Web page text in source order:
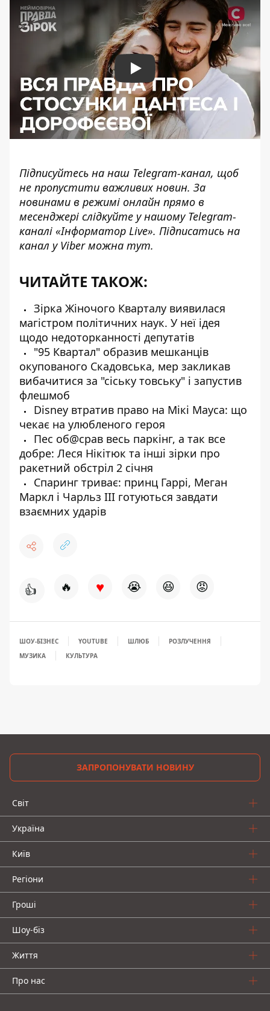
Play
Підписуйтесь на наш Telegram-канал, щоб
не пропустити важливих новин. За
новинами в режимі онлайн прямо в
месенджері слідкуйте у нашому Telegram-
каналі «Інформатор Live». Підписатись на
канал у Viber можна тут.
ЧИТАЙТЕ ТАКОЖ:
Зірка Жіночого Кварталу виявилася
магістром політичних наук. У неї ідея
щодо недоторканності депутатів
"95 Квартал" образив мешканців
окупованого Скадовська, мер закликав
вибачитися за "сіську товську" і запустив
флешмоб
Disney втратив право на Мікі Мауса: що
чекає на улюбленого героя
Пес об@cрав весь паркінг, а так все
добре: Леся Нікітюк та інші зірки про
ракетний обстріл 2 січня
Спаринг триває: принц Гаррі, Меган
Маркл і Чарльз III готуються завдати
взаємних ударів
👍 🔥 ♥ 😭 😆 😡
ШОУ-БІЗНЕС YOUTUBE ШЛЮБ
РОЗЛУЧЕННЯ
МУЗИКА
КУЛЬТУРА
ЗАПРОПОНУВАТИ НОВИНУ
Світ
Україна
Київ
Регіони
Гроші
Шоу-біз
Життя
Про нас